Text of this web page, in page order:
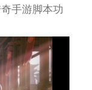
手游脚本功